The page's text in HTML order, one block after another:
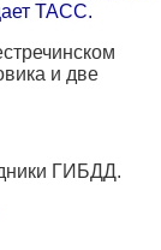
ТАСС.
и две
ГИБДД.